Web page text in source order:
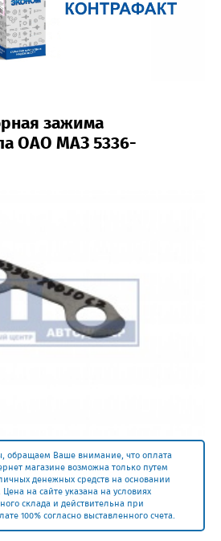
зажима
ОАО МАЗ 5336-
обращаем Ваше внимание, что оплата
магазине возможна только путем
денежных средств на основании
Цена на сайте указана на условиях
склада и действительна при
100% согласно выставленного счета.